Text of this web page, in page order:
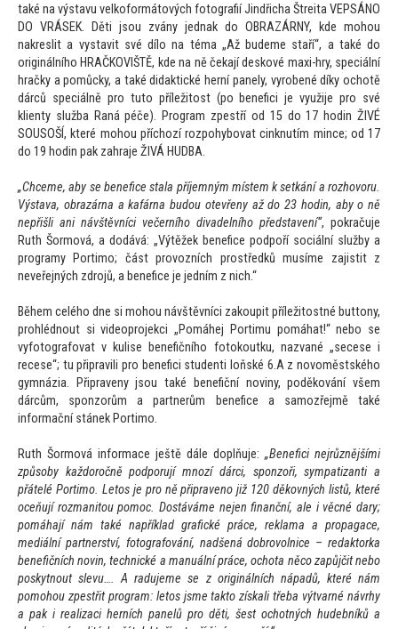
také na výstavu velkoformátových fotografií Jindřicha Štreita VEPSÁNO
DO VRÁSEK. Děti jsou zvány jednak do OBRAZÁRNY, kde mohou
nakreslit a vystavit své dílo na téma „Až budeme staří“, a také do
originálního HRAČKOVIŠTĚ, kde na ně čekají deskové maxi-hry, speciální
hračky a pomůcky, a také didaktické herní panely, vyrobené díky ochotě
dárců speciálně pro tuto příležitost (po benefici je využije pro své
klienty služba Raná péče). Program zpestří od 15 do 17 hodin ŽIVÉ
SOUSOŠÍ, které mohou příchozí rozpohybovat cinknutím mince; od 17
do 19 hodin pak zahraje ŽIVÁ HUDBA.
„Chceme, aby se benefice stala příjemným místem k setkání a rozhovoru.
Výstava, obrazárna a kafárna budou otevřeny až do 23 hodin, aby o ně
nepřišli ani návštěvníci večerního divadelního představení“, pokračuje
Ruth Šormová, a dodává: „Výtěžek benefice podpoří sociální služby a
programy Portimo; část provozních prostředků musíme zajistit z
neveřejných zdrojů, a benefice je jedním z nich.“
Během celého dne si mohou návštěvníci zakoupit příležitostné buttony,
prohlédnout si videoprojekci „Pomáhej Portimu pomáhat!“ nebo se
vyfotografovat v kulise benefičního fotokoutku, nazvané „secese i
recese“; tu připravili pro benefici studenti loňské 6.A z novoměstského
gymnázia. Připraveny jsou také benefiční noviny, poděkování všem
dárcům, sponzorům a partnerům benefice a samozřejmě také
informační stánek Portimo.
Ruth Šormová informace ještě dále doplňuje: „Benefici nejrůznějšími
způsoby každoročně podporují mnozí dárci, sponzoři, sympatizanti a
přátelé Portimo. Letos je pro ně připraveno již 120 děkovných listů, které
oceňují rozmanitou pomoc. Dostáváme nejen finanční, ale i věcné dary;
pomáhají nám také například grafické práce, reklama a propagace,
mediální partnerství, fotografování, nadšená dobrovolnice – redaktorka
benefičních novin, technické a manuální práce, ochota něco zapůjčit nebo
poskytnout slevu…. A radujeme se z originálních nápadů, které nám
pomohou zpestřit program: letos jsme takto získali třeba výtvarné návrhy
a pak i realizaci herních panelů pro děti, šest ochotných hudebníků a